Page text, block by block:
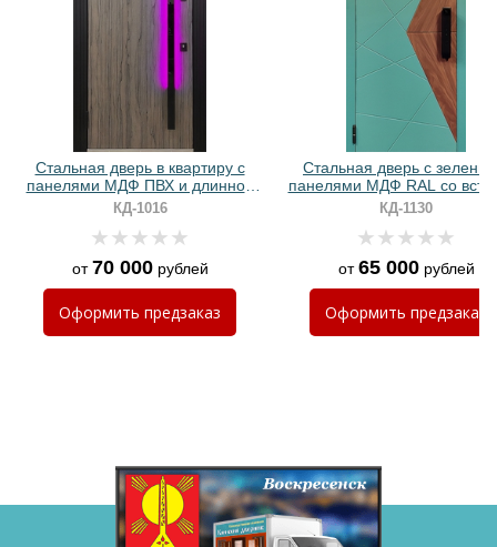
Хочу такую
Хочу такую
Стальная дверь в квартиру с
панелями МДФ ПВХ и длинной
ручкой с RGB-подсветкой
КД-1016
от70 000рублей
Оформить предзаказ
Стальная дверь с
панелями МДФ RAL со
ПВХ и биометрическим
КД-1130
от65 000рублей
Оформить предзаказ